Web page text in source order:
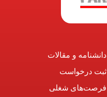
دانشنامه و مقالات
ثبت درخواست
فرصت‌های شغلی